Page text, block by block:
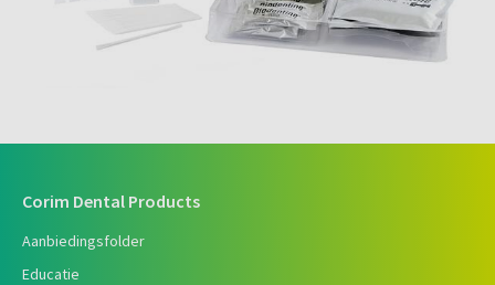
Corim Dental Products
Aanbiedingsfolder
Educatie